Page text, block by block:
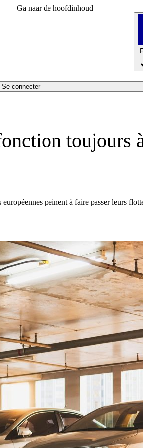
Ga naar de hoofdinhoud
Se connecter
toujours
peinent à faire passer leurs